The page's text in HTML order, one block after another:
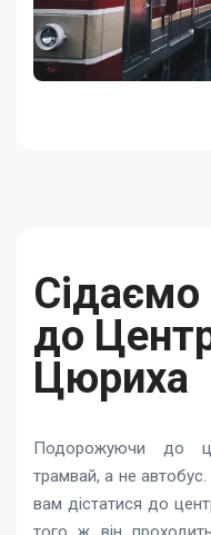
до
Цюриха
Подорожуючи до
трамвай, а не
вам дістатися до